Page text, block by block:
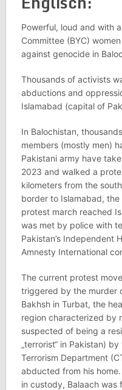
Powerful, loud and with
Committee (BYC)
against genocide in
Thousands of activists
abductions and
Islamabad (capital of
In Balochistan,
members (mostly men)
Pakistani army have
2023 and walked a
kilometers from the
border to Islamabad,
protest march reached
was met by police with
Pakistan’s Independent
Amnesty International
The current protest
triggered by the murder
Bakhsh in Turbat, the
region characterized by
suspected of being a
„terrorist“ in Pakistan)
Terrorism Department
abducted from his
in custody, Balaach was